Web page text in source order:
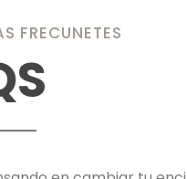
FRECUNETES